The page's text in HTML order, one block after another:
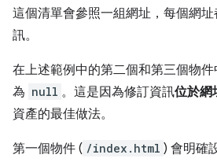
這個清單會參照一組網址，每個網
訊。
在上述範例中的第二個和第三個物件
為 null 。這是因為修訂資訊位於網
資產的最佳做法。
第一個物件 ( /index.html ) 會明確